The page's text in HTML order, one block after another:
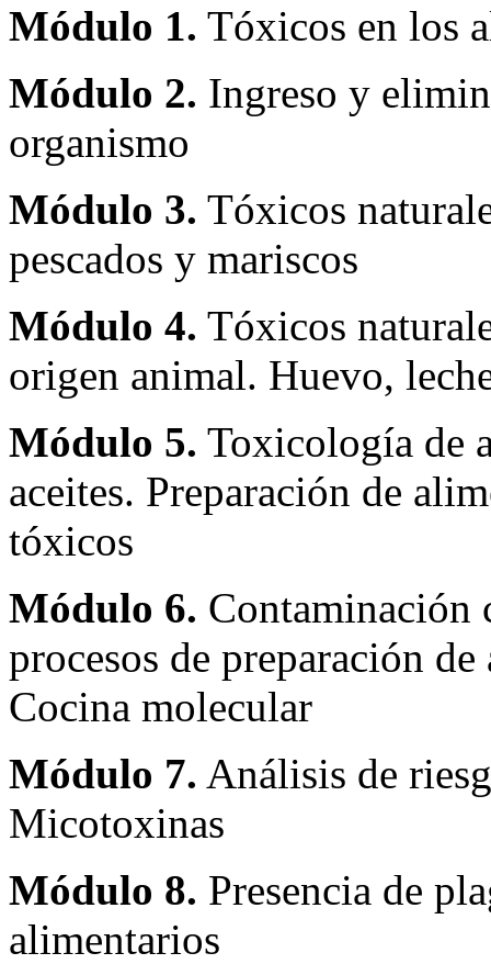
Módulo 1. Tóxicos en los
Módulo 2. Ingreso y
organismo
Módulo 3. Tóxicos
pescados y mariscos
Módulo 4. Tóxicos
origen animal. Huevo,
Módulo 5. Toxicología de
aceites. Preparación de
tóxicos
Módulo 6. Contaminación
procesos de preparación
Cocina molecular
Módulo 7. Análisis de
Micotoxinas
Módulo 8. Presencia de
alimentarios